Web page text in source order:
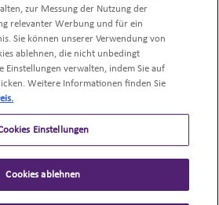
Trademark
NACHHALTIGKEIT
UNSERE PRODUKTE
PROFI-REZEPTE
All Rights Reserved.
zur Messung der Nutzung der
relevanter Werbung und für ein
Sie können unserer Verwendung von
ablehnen, die nicht unbedingt
Einstellungen verwalten, indem Sie auf
Weitere Informationen finden Sie
Einstellungen
Cookies ablehnen